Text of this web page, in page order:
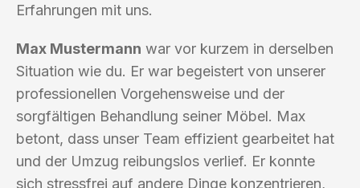
Erfahrungen mit uns.
Max Mustermann war vor kurzem in derselben
Situation wie du. Er war begeistert von unserer
professionellen Vorgehensweise und der
sorgfältigen Behandlung seiner Möbel. Max
betont, dass unser Team effizient gearbeitet hat
und der Umzug reibungslos verlief. Er konnte
sich stressfrei auf andere Dinge konzentrieren,